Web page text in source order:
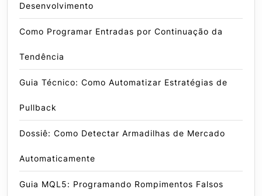
Desenvolvimento
Como Programar Entradas por Continuação da
Tendência
Guia Técnico: Como Automatizar Estratégias de
Pullback
Dossiê: Como Detectar Armadilhas de Mercado
Automaticamente
Guia MQL5: Programando Rompimentos Falsos